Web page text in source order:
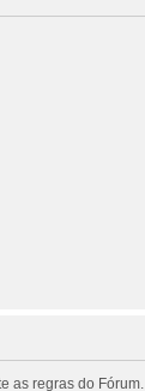
as regras do Fórum.